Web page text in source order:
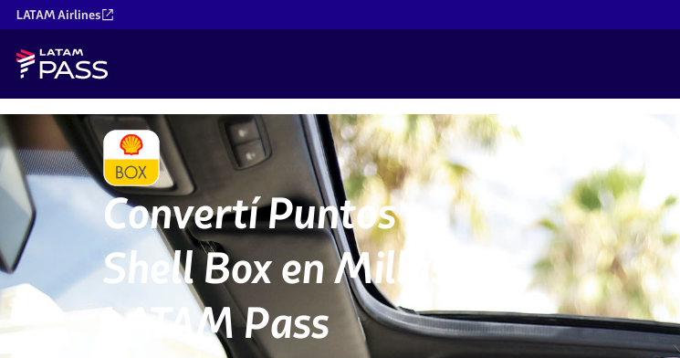
LATAM Airlines
Convertí Puntos
Shell Box en Millas
LATAM Pass